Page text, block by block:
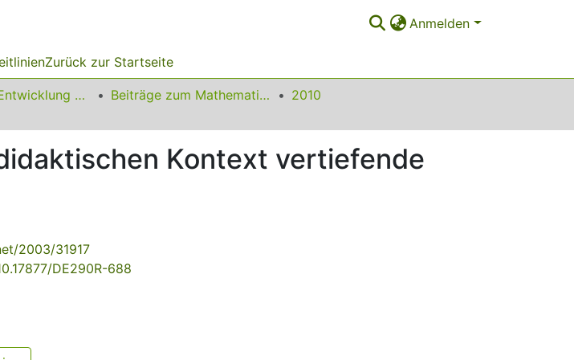
Anmelden
Zurück zur Startseite
Institut für Entwicklung und Erforschung des Mathematikunterrichts Beiträge zum Mathematikunterricht
2010
Kontext vertiefende
2003/31917
DE290R-688